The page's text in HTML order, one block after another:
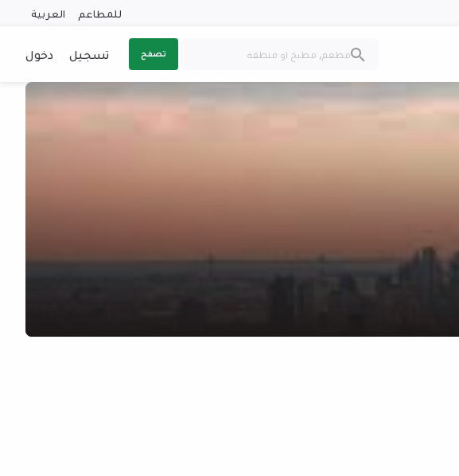
للمطاعم العربية
تصفح تسجيل دخول